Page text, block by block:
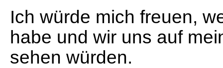
Ich würde mich freuen,
habe und wir uns auf
sehen würden.